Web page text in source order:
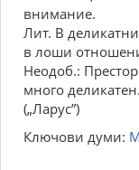
внимание.
Лит. В
в лоши
Неодоб.:
много деликатен.
(„Ларус”)
Ключови думи: